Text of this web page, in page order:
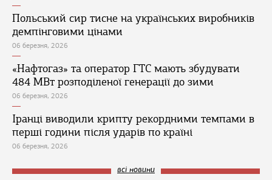
Польський сир тисне на українських виробників
демпінговими цінами
06 березня, 2026
«Нафтогаз» та оператор ГТС мають збудувати
484 МВт розподіленої генерації до зими
06 березня, 2026
Іранці виводили крипту рекордними темпами в
перші години після ударів по країні
06 березня, 2026
всі новини